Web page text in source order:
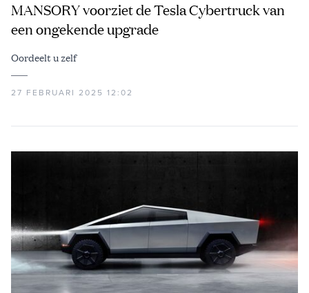
MANSORY voorziet de Tesla Cybertruck van
een ongekende upgrade
Oordeelt u zelf
27 FEBRUARI 2025 12:02